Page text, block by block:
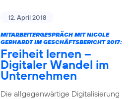
12. April 2018
MITARBEITERGESPRÄCH MIT NICOLE
GERHARDT IM GESCHÄFTSBERICHT 2017:
Freiheit lernen –
Digitaler Wandel im
Unternehmen
Die allgegenwärtige Digitalisierung